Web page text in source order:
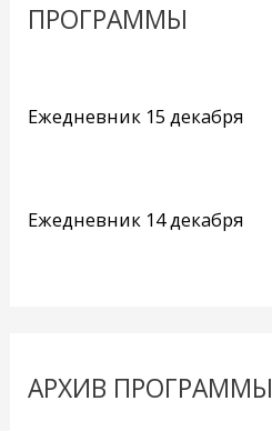
ПРОГРАММЫ
Ежедневник 15 декабря
Ежедневник 14 декабря
АРХИВ ПРОГРАММЫ